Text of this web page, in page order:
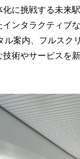
化に挑戦する未来
インタラクティブ
ル案内、フルスク
技術やサービスを